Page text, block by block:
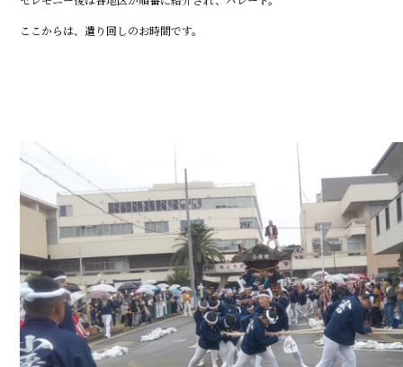
ここからは、遣り回しのお時間です。